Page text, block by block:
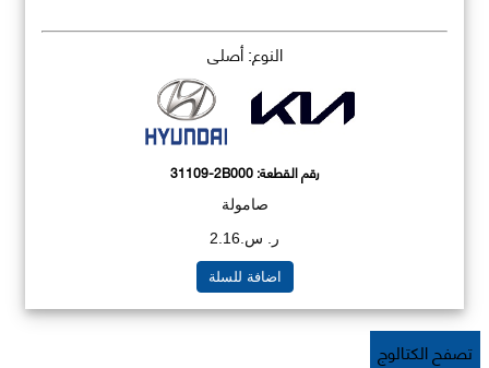
النوع: أصلي
رقم القطعة:31109-2B000
صامولة
ر. س.2.16
اضافة للسلة
تصفح الكتالوج